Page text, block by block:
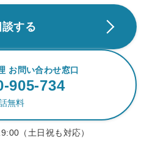
する
お問い合わせ窓口
905-734
無料
（土日祝も対応）